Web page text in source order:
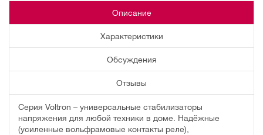
Описание
Характеристики
Обсуждения
Отзывы
Серия Voltron – универсальные стабилизаторы
напряжения для любой техники в доме. Надёжные
(усиленные вольфрамовые контакты реле),